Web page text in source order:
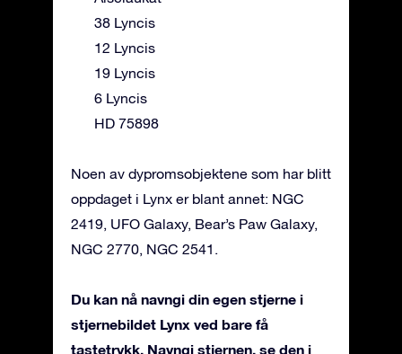
38 Lyncis
12 Lyncis
19 Lyncis
6 Lyncis
HD 75898
Noen av dypromsobjektene som har blitt
oppdaget i Lynx er blant annet: NGC
2419, UFO Galaxy, Bear’s Paw Galaxy,
NGC 2770, NGC 2541.
Du kan nå navngi din egen stjerne i
stjernebildet Lynx ved bare få
tastetrykk. Navngi stjernen, se den i